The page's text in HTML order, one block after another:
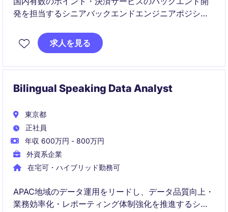
発を担当するシニアバックエンドエンジニアポジショ
サービス改善から安定運用、アーキテクチャ設計まで
求人を見る
Bilingual Speaking Data Analyst
東京都
正社員
年収 600万円 - 800万円
外資系企業
在宅可・ハイブリッド勤務可
APAC地域のデータ運用をリードし、データ品質向上・
業務効率化・レポーティング体制強化を推進するシニ